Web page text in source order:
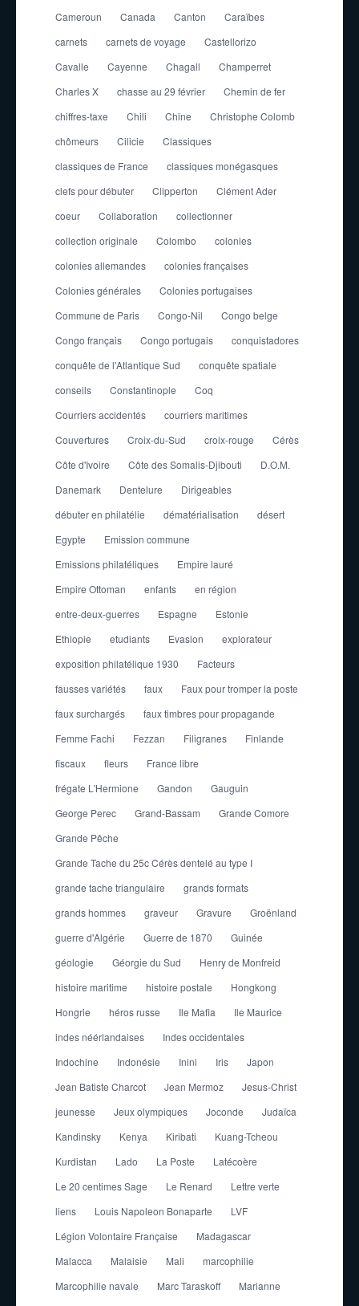
Cameroun
Canada Canton
Caraïbes
carnets
carnets de voyage
Castellorizo
Cavalle
Cayenne Chagall
Champerret
Charles X
chasse au 29 février
Chemin de fer
chiffres-taxe
Chili Chine
Christophe Colomb
chômeurs
Cilicie
Classiques
classiques de France
classiques monégasques
clefs pour débuter
Clipperton
Clément Ader
coeur
Collaboration
collectionner
collection originale
Colombo
colonies
colonies allemandes
colonies françaises
Colonies générales
Colonies portugaises
Commune de Paris
Congo-Nil
Congo belge
Congo français
Congo portugais
conquistadores
conquête de l'Atlantique Sud
conquête spatiale
conseils
Constantinople
Coq
Courriers accidentés
courriers maritimes
Couvertures
Croix-du-Sud croix-rouge
Cérès
Côte d'Ivoire
Côte des Somalis-Djibouti
D.O.M.
Danemark
Dentelure
Dirigeables
débuter en philatélie
dématérialisation
désert
Egypte
Emission commune
Emissions philatéliques
Empire lauré
Empire Ottoman
enfants
en région
entre-deux-guerres
Espagne
Estonie
Ethiopie
etudiants Evasion
explorateur
exposition philatélique 1930
Facteurs
fausses variétés
faux
Faux pour tromper la poste
faux surchargés
faux timbres pour propagande
Femme Fachi
Fezzan Filigranes
Finlande
fiscaux
fleurs
France libre
frégate L'Hermione
Gandon
Gauguin
George Perec
Grand-Bassam
Grande Comore
Grande Pêche
Grande Tache du 25c Cérès dentelé au type I
grande tache triangulaire
grands formats
grands hommes
graveur Gravure
Groënland
guerre d'Algérie
Guerre de 1870
Guinée
géologie
Géorgie du Sud
Henry de Monfreid
histoire maritime
histoire postale
Hongkong
Hongrie
héros russe Ile Mafia
Ile Maurice
indes néérlandaises
Indes occidentales
Indochine
Indonésie Inini Iris
Japon
Jean Batiste Charcot
Jean Mermoz
Jesus-Christ
jeunesse
Jeux olympiques Joconde
Judaïca
Kandinsky
Kenya Kiribati
Kuang-Tcheou
Kurdistan
Lado La Poste
Latécoère
Le 20 centimes Sage
Le Renard
Lettre verte
liens
Louis Napoleon Bonaparte
LVF
Légion Volontaire Française
Madagascar
Malacca
Malaisie Mali
marcophilie
Marcophilie navale
Marc Taraskoff
Marianne